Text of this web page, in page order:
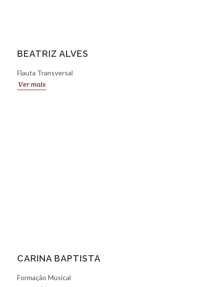
BEATRIZ ALVES
Flauta Transversal
Ver mais
CARINA BAPTISTA
Formação Musical